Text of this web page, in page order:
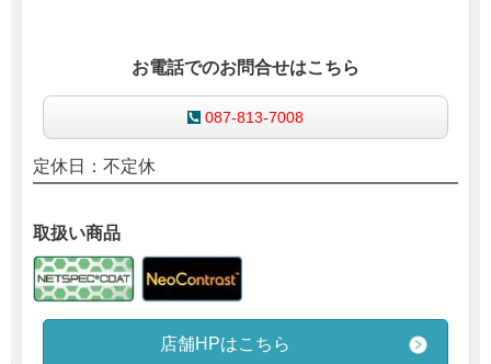
お電話でのお問合せはこちら
087-813-7008
定休日：不定休
取扱い商品
店舗HPはこちら